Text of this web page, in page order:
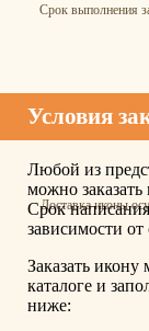
Срок выполнения
Доставка иконы
Условия
Любой из
можно
Срок написания
зависимости
Заказать
каталоге и
ниже: